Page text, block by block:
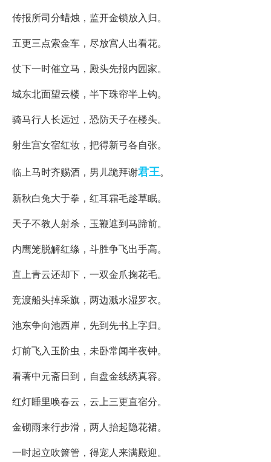
传报所司分蜡烛，监开金锁放入归。
五更三点索金车，尽放宫人出看花。
仗下一时催立马，殿头先报内园家。
城东北面望云楼，半下珠帘半上钩。
骑马行人长远过，恐防天子在楼头。
射生宫女宿红妆，把得新弓各自张。
临上马时齐赐酒，男儿跪拜谢君王。
新秋白兔大于拳，红耳霜毛趁草眠。
天子不教人射杀，玉鞭遮到马蹄前。
内鹰笼脱解红绦，斗胜争飞出手高。
直上青云还却下，一双金爪掬花毛。
竞渡船头掉采旗，两边溅水湿罗衣。
池东争向池西岸，先到先书上字归。
灯前飞入玉阶虫，未卧常闻半夜钟。
看著中元斋日到，自盘金线绣真容。
红灯睡里唤春云，云上三更直宿分。
金砌雨来行步滑，两人抬起隐花裙。
一时起立吹箫管，得宠人来满殿迎。